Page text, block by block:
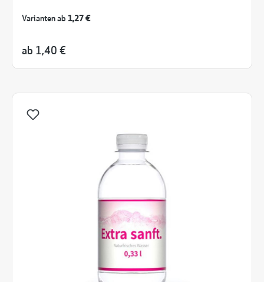
Varianten ab 1,27 €
ab 1,40 €